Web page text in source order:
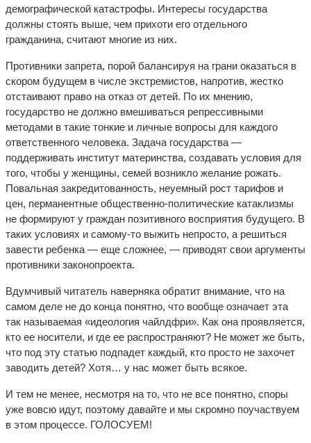
демографической катастрофы. Интересы государства
должны стоять выше, чем прихоти его отдельного
гражданина, считают многие из них.
Противники запрета, порой балансируя на грани оказаться в
скором будущем в числе экстремистов, напротив, жестко
отстаивают право на отказ от детей. По их мнению,
государство не должно вмешиваться репрессивными
методами в такие тонкие и личные вопросы для каждого
ответственного человека. Задача государства —
поддерживать институт материнства, создавать условия для
того, чтобы у женщины, семей возникло желание рожать.
Повальная закредитованность, неуемный рост тарифов и
цен, перманентные общественно-политические катаклизмы
не формируют у граждан позитивного восприятия будущего. В
таких условиях и самому-то выжить непросто, а решиться
завести ребенка — еще сложнее, — приводят свои аргументы
противники законопроекта.
Вдумчивый читатель наверняка обратит внимание, что на
самом деле не до конца понятно, что вообще означает эта
так называемая «идеология чайлдфри». Как она проявляется,
кто ее носители, и где ее распространяют? Не может же быть,
что под эту статью подпадет каждый, кто просто не захочет
заводить детей? Хотя… у нас может быть всякое.
И тем не менее, несмотря на то, что не все понятно, споры
уже вовсю идут, поэтому давайте и мы скромно поучаствуем
в этом процессе. ГОЛОСУЕМ!